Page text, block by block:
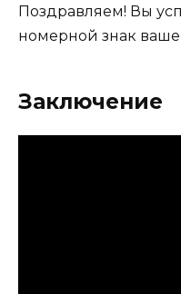
Поздравляем! Вы
номерной знак
Заключение